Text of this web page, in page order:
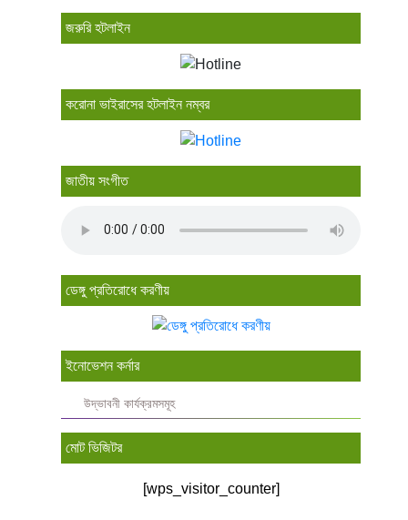
জরুরি হটলাইন
করোনা ভাইরাসের হটলাইন নম্বর
জাতীয় সংগীত
ডেঙ্গু প্রতিরোধে করণীয়
ইনোভেশন কর্নার
উদ্ভাবনী কার্যক্রমসমূহ
মোট ভিজিটর
[wps_visitor_counter]